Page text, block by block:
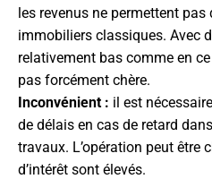
les revenus ne permettent pas
immobiliers classiques. Avec
relativement bas comme en ce
pas forcément chère.
Inconvénient : il est
de délais en cas de retard
travaux. L’opération peut être
d’intérêt sont élevés.